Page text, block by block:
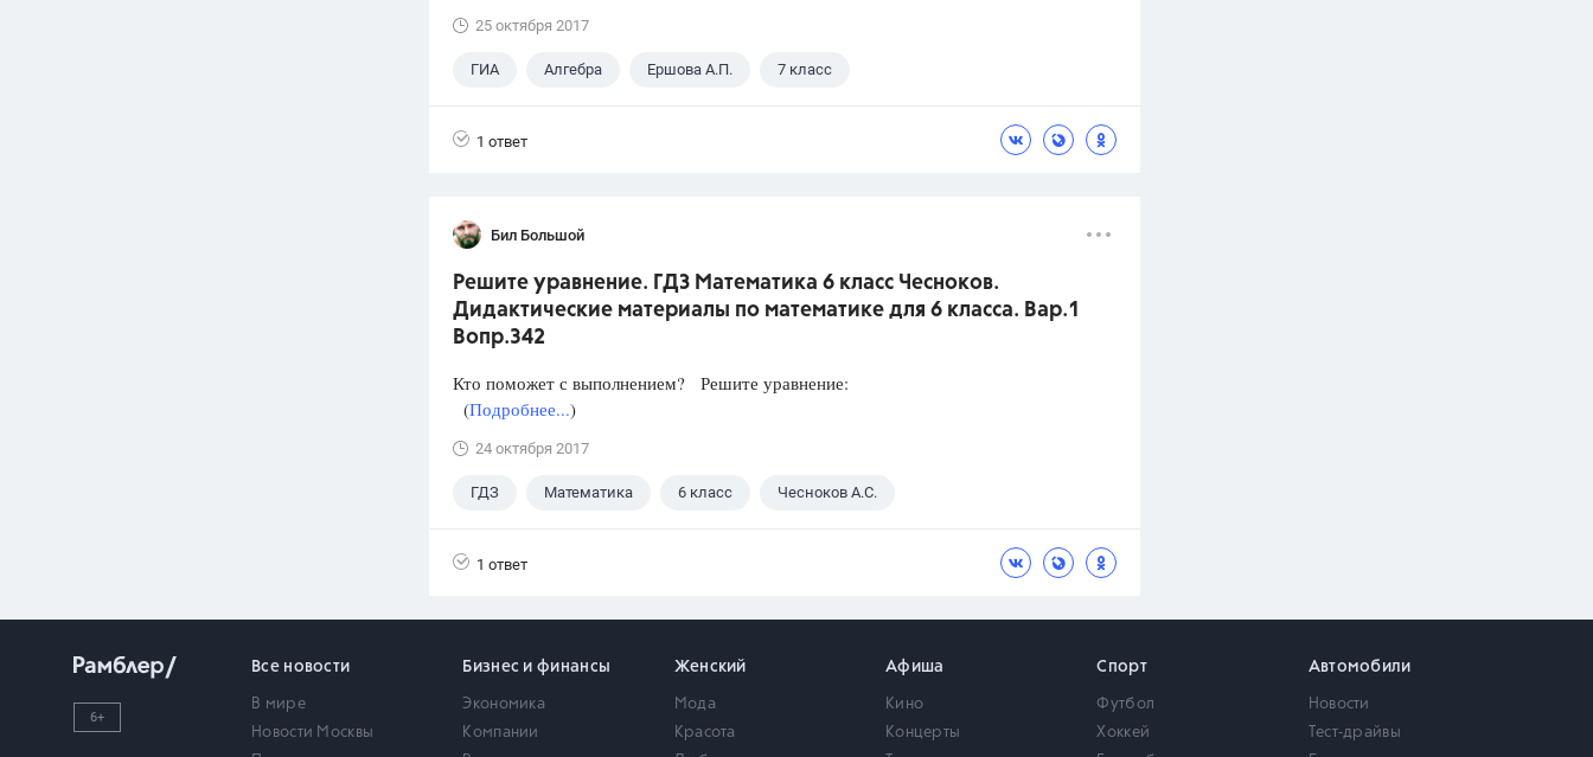
25 октября 2017
ГИА Алгебра Ершова А.П. 7 класс
1 ответ
Бил Большой
Решите уравнение. ГДЗ Математика 6 класс Чесноков.
Дидактические материалы по математике для 6 класса. Вар.1
Вопр.342
Кто поможет с выполнением? Решите уравнение:
(Подробнее...)
24 октября 2017
ГДЗ Математика 6 класс Чесноков А.С.
1 ответ
6+
Все новости
В мире
Новости Москвы
Бизнес и финансы
Экономика
Компании
Женский
Мода
Красота
Афиша
Кино
Концерты
Спорт
Футбол
Хоккей
Автомобили
Новости
Тест-драйвы